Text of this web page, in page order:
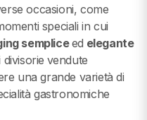
occasioni, come
speciali in cui
sempliceed elegante
divisorie vendute
una grande varietà di
gastronomiche